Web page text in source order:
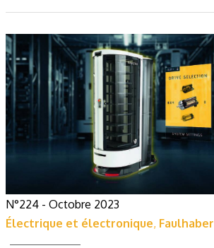
N°224 - Octobre 2023
Électrique et électronique, Faulhaber